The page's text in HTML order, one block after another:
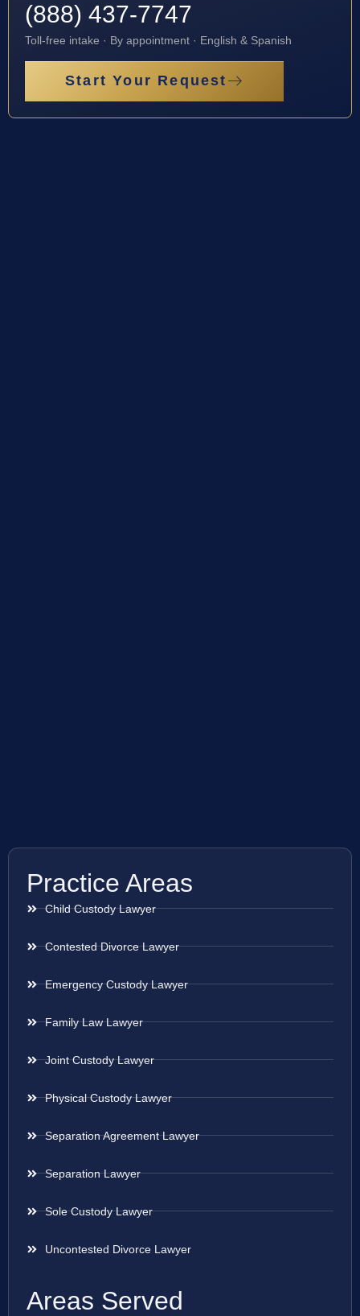
(888) 437-7747
Toll-free intake · By appointment · English & Spanish
Start Your Request
Practice Areas
Child Custody Lawyer
Contested Divorce Lawyer
Emergency Custody Lawyer
Family Law Lawyer
Joint Custody Lawyer
Physical Custody Lawyer
Separation Agreement Lawyer
Separation Lawyer
Sole Custody Lawyer
Uncontested Divorce Lawyer
Areas Served